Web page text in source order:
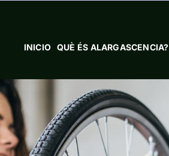
INICIO QUÈ ÉS ALARGASCENCIA?